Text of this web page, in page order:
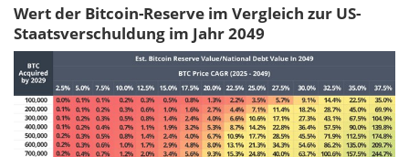
Wert der Bitcoin-Reserve im Vergleich zur US-
Staatsverschuldung im Jahr 2049